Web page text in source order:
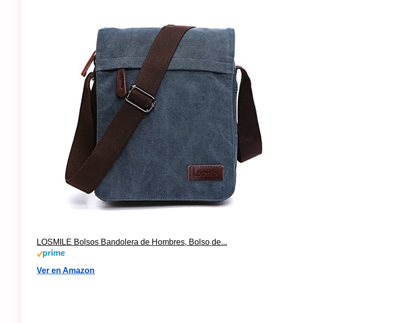
LOSMILE Bolsos Bandolera de Hombres, Bolso de...
Ver en Amazon